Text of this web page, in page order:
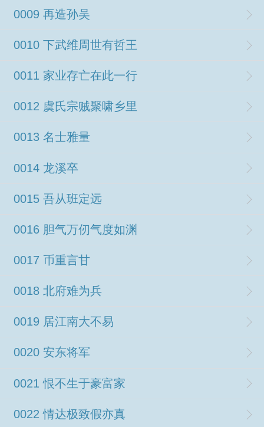
0009 再造孙吴
0010 下武维周世有哲王
0011 家业存亡在此一行
0012 虞氏宗贼聚啸乡里
0013 名士雅量
0014 龙溪卒
0015 吾从班定远
0016 胆气万仞气度如渊
0017 币重言甘
0018 北府难为兵
0019 居江南大不易
0020 安东将军
0021 恨不生于豪富家
0022 情达极致假亦真